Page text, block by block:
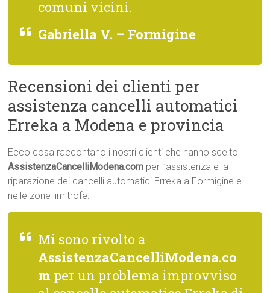
comuni vicini.
Gabriella V. – Formigine
Recensioni dei clienti per
assistenza cancelli automatici
Erreka a Modena e provincia
Ecco cosa raccontano i nostri clienti che hanno scelto
AssistenzaCancelliModena.com per l’assistenza e la
riparazione dei cancelli automatici Erreka a Formigine e
nelle zone limitrofe:
Mi sono rivolto a
AssistenzaCancelliModena.co
m per un problema improvviso